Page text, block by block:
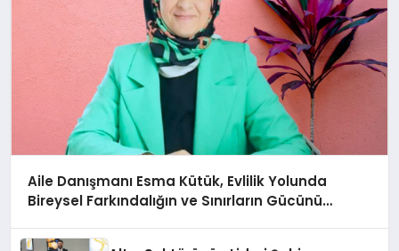
Aile Danışmanı Esma Kütük, Evlilik Yolunda
Bireysel Farkındalığın ve Sınırların Gücünü